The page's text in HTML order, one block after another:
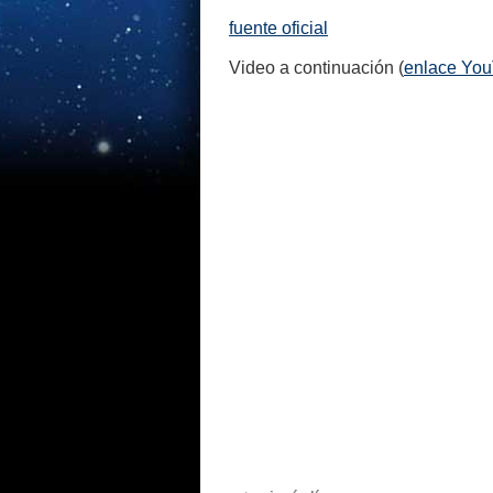
fuente oficial
Video a continuación (enlace